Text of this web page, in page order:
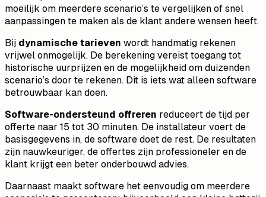
moeilijk om meerdere scenario’s te vergelijken of snel
aanpassingen te maken als de klant andere wensen heeft.
Bij dynamische tarieven wordt handmatig rekenen
vrijwel onmogelijk. De berekening vereist toegang tot
historische uurprijzen en de mogelijkheid om duizenden
scenario’s door te rekenen. Dit is iets wat alleen software
betrouwbaar kan doen.
Software-ondersteund offreren reduceert de tijd per
offerte naar 15 tot 30 minuten. De installateur voert de
basisgegevens in, de software doet de rest. De resultaten
zijn nauwkeuriger, de offertes zijn professioneler en de
klant krijgt een beter onderbouwd advies.
Daarnaast maakt software het eenvoudig om meerdere